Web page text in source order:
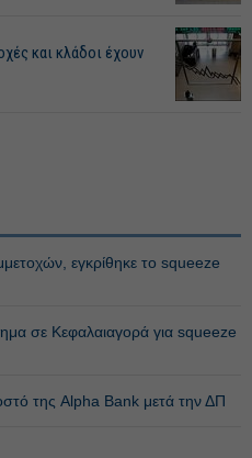
και κλάδοι έχουν
εγκρίθηκε το squeeze
σε Κεφαλαιαγορά για squeeze
της Alpha Bank μετά την ΔΠ